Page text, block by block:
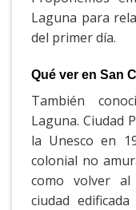
Laguna para
del primer día.
Qué ver en San
También
Laguna. Ciudad
la Unesco en
colonial no
como volver
ciudad